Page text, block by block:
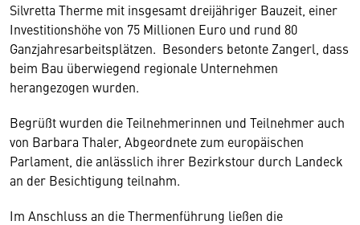
Silvretta Therme mit insgesamt dreijähriger Bauzeit, einer
Investitionshöhe von 75 Millionen Euro und rund 80
Ganzjahresarbeitsplätzen. Besonders betonte Zangerl, dass
beim Bau überwiegend regionale Unternehmen
herangezogen wurden.
Begrüßt wurden die Teilnehmerinnen und Teilnehmer auch
von Barbara Thaler, Abgeordnete zum europäischen
Parlament, die anlässlich ihrer Bezirkstour durch Landeck
an der Besichtigung teilnahm.
Im Anschluss an die Thermenführung ließen die